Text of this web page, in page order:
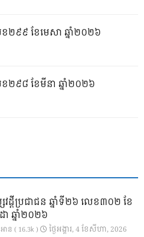
ខ២៩៩ ខែមេសា ឆ្នាំ២០២៦
ខ២៩៨ ខែមីនា ឆ្នាំ២០២៦
ដ្តីប្រជាជន ឆ្នាំទី២៦ លេខ៣០២ ខែ
ា ឆ្នាំ២០២៦
ាន ( 16.3k ) ថ្ងៃ​អង្គារ, 4 ខែ​សីហា, 2026